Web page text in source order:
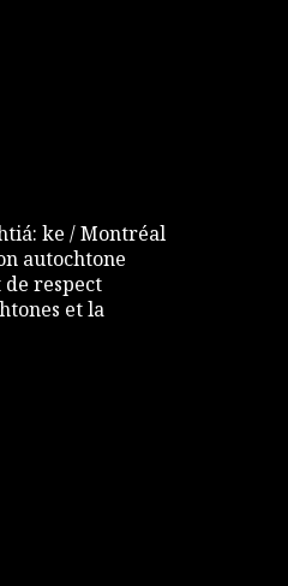
ke / Montréal
autochtone
respect
et la